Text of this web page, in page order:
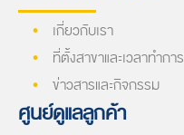
เกี่ยวกับเรา
ที่ตั้งสาขาและเวลาทำการ
ข่าวสารและกิจกรรม
ศูนย์ดูแลลูกค้า